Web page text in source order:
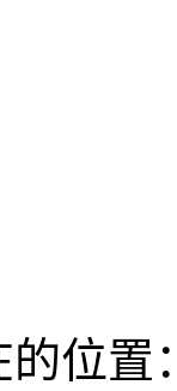
位置：